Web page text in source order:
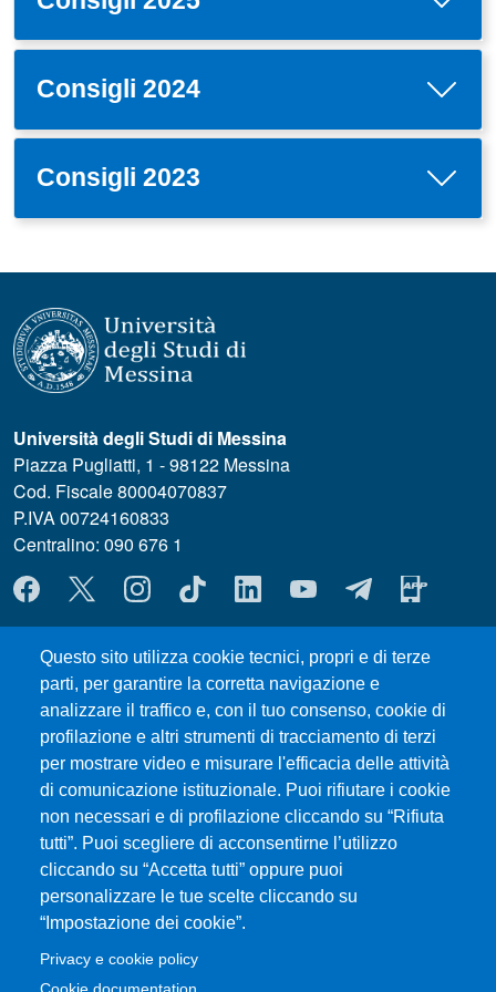
Consigli 2024
Consigli 2023
Questo sito utilizza cookie tecnici, propri e di terze
parti, per garantire la corretta navigazione e
analizzare il traffico e, con il tuo consenso, cookie di
profilazione e altri strumenti di tracciamento di terzi
per mostrare video e misurare l'efficacia delle attività
di comunicazione istituzionale. Puoi rifiutare i cookie
non necessari e di profilazione cliccando su “Rifiuta
tutti”. Puoi scegliere di acconsentirne l’utilizzo
cliccando su “Accetta tutti” oppure puoi
personalizzare le tue scelte cliccando su
“Impostazione dei cookie”.
Privacy e cookie policy
Università degli Studi di Messina
Piazza Pugliatti, 1 - 98122 Messina
Cod. Fiscale 80004070837
P.IVA 00724160833
Centralino: 090 676 1
MENÙ SOCIAL
MENÙ FOOTER 1
Privacy and cookie policy
ERASMUS
Modulistica
Accessibility statement
Prenotazione Aule e Laboratori Didattici
Ritiro attestati
Orientamento
Studenti UNIME
Transparent administration
Opinioni Enti Ospitanti e Studenti Tirocinanti